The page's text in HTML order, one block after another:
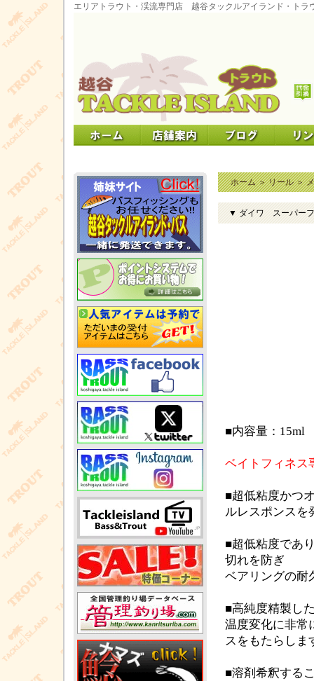
エリアトラウト・渓流専門店 越谷タックルアイランド・トラ
ホーム＞リール＞
▼ ダイワ スーパー
■内容量：15ml
ベイトフィネス
■超低粘度かつ
ルレスポンスを
■超低粘度であ
切れを防ぎ
ベアリングの耐
■高純度精製し
温度変化に非常
スをもたらしま
■溶剤希釈する